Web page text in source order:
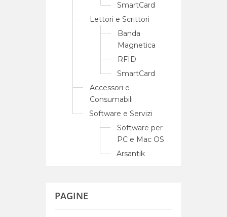
SmartCard
Lettori e Scrittori
Banda
Magnetica
RFID
SmartCard
Accessori e
Consumabili
Software e Servizi
Software per
PC e Mac OS
Arsantik
PAGINE